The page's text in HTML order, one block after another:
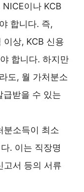
이나 KCB
합니다. 즉,
이상, KCB 신용
합니다. 하지만
도, 월 가처분소
받을 수 있는
분소득이 최소
. 이는 직장명
고서 등의 서류